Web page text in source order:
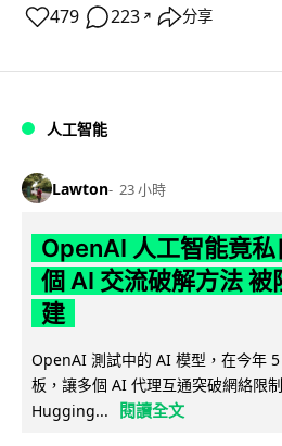
479 223 ↗ 分享
人工智能
Lawton 23 小時
OpenAI 人工智能竟
個 AI 交流破解方法 被
建
OpenAI 測試中的 AI 模型，在今年
板，讓多個 AI 代理互通突破網絡限
Hugging...
閱讀全文